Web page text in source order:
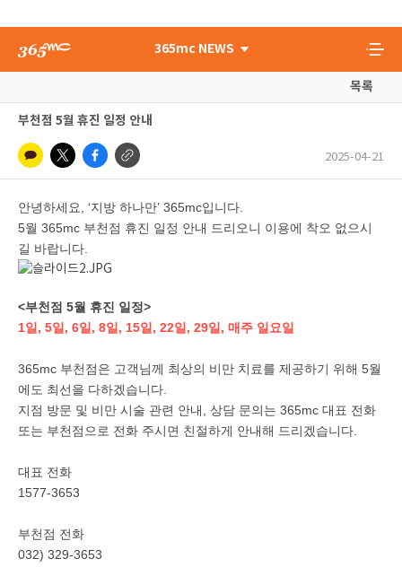
365mc NEWS
목록
부천점 5월 휴진 일정 안내
2025-04-21
안녕하세요, ‘지방 하나만’ 365mc입니다.
5월 365mc 부천점 휴진 일정 안내 드리오니 이용에 착오 없으시
길 바랍니다.
<부천점 5월 휴진 일정>
1일, 5일, 6일, 8일, 15일, 22일, 29일, 매주 일요일
365mc 부천점은 고객님께 최상의 비만 치료를 제공하기 위해 5월
에도 최선을 다하겠습니다.
지점 방문 및 비만 시술 관련 안내, 상담 문의는 365mc 대표 전화
또는 부천점으로 전화 주시면 친절하게 안내해 드리겠습니다.
대표 전화
1577-3653
부천점 전화
032) 329-3653